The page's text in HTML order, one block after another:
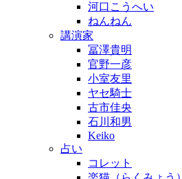
河口こうへい
ねんねん
講演家
冨澤貴明
官野一彦
小室友里
ヤセ騎士
古市佳央
石川和男
Keiko
占い
コレット